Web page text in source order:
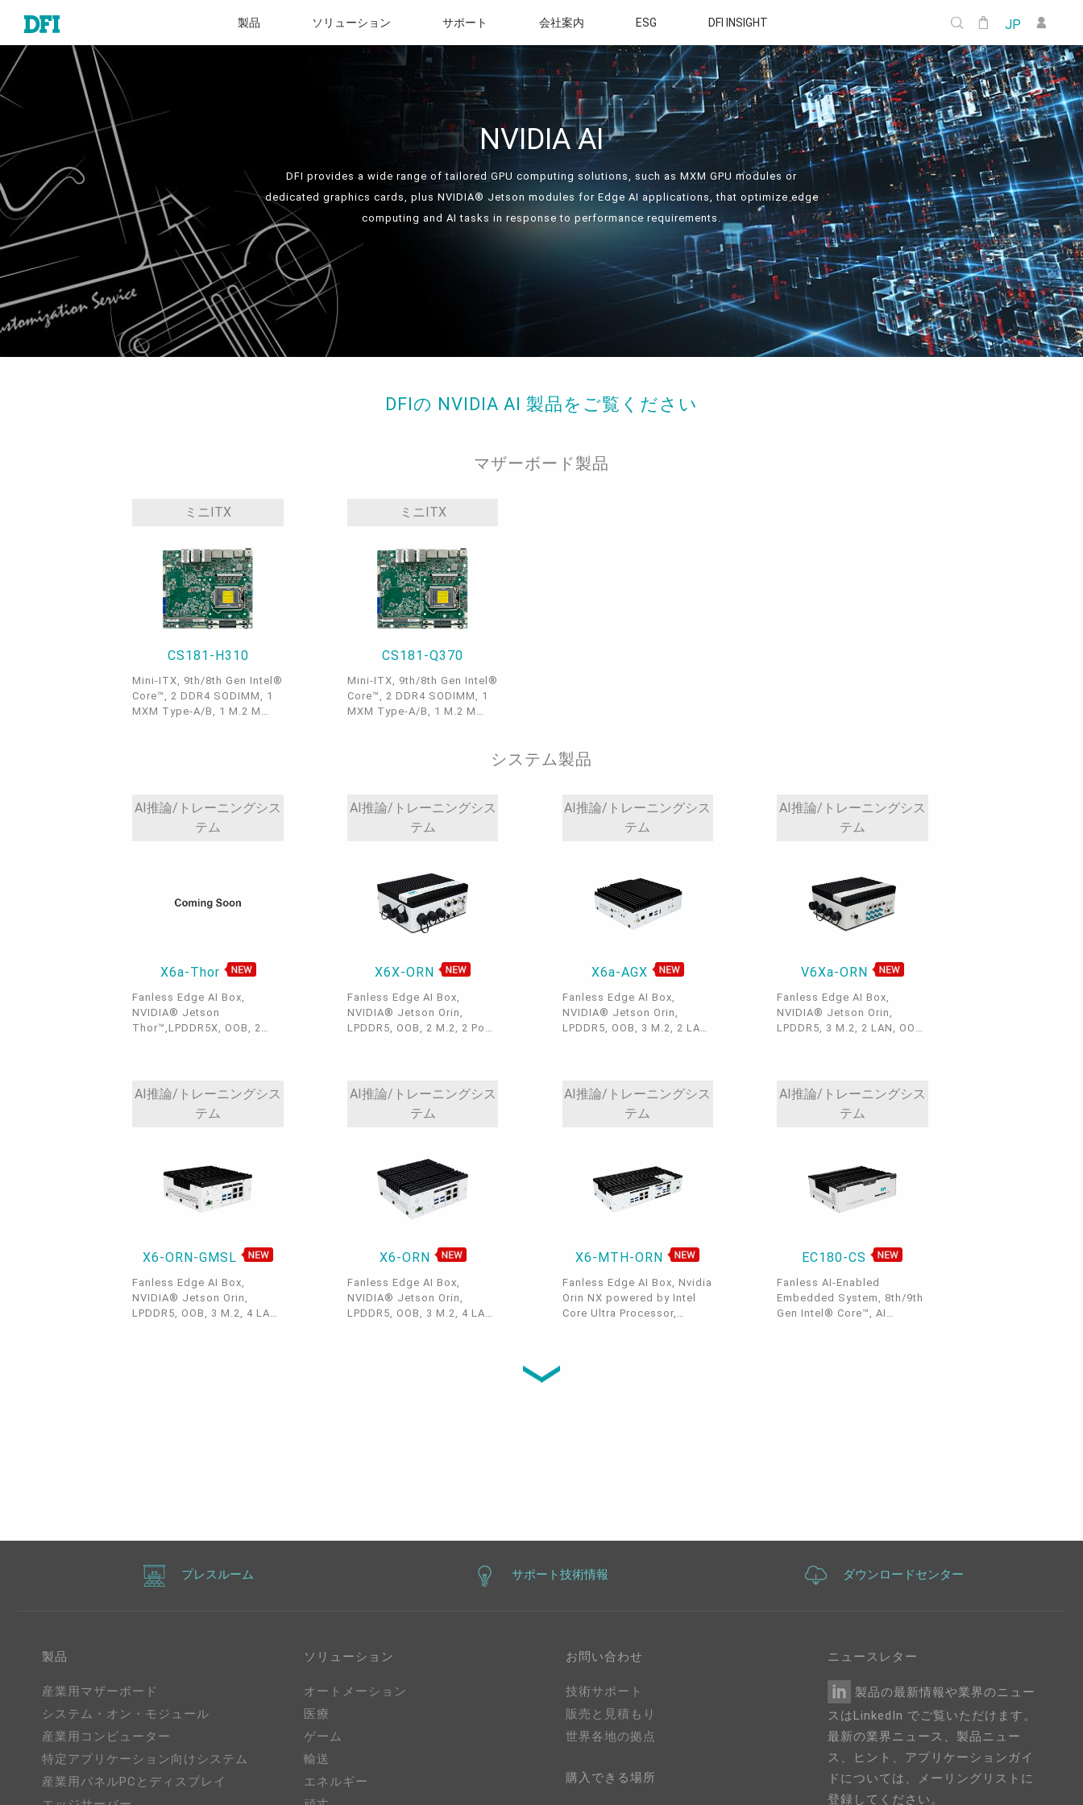
製品 ソリューション サポート 会社案内 ESG DFI INSIGHT JP
NVIDIA AI
DFI provides a wide range of tailored GPU computing solutions, such as MXM GPU modules or
dedicated graphics cards, plus NVIDIA® Jetson modules for Edge AI applications, that optimize edge
computing and AI tasks in response to performance requirements.
DFIの NVIDIA AI 製品をご覧ください
マザーボード製品
ミニITX
CS181-H310
Mini-ITX, 9th/8th Gen Intel®
Core™, 2 DDR4 SODIMM, 1
MXM Type-A/B, 1 M.2 M
ミニITX
CS181-Q370
Mini-ITX, 9th/8th Gen Intel®
Core™, 2 DDR4 SODIMM, 1
MXM Type-A/B, 1 M.2 M
システム製品
AI推論/トレーニングシス
テム
X6a-Thor
Fanless Edge AI Box,
NVIDIA® Jetson
Thor™,LPDDR5X, OOB, 2
4G/5G, 8 GMSL Camera
Interface, 8 USB, 8 PoE, -20
AI推論/トレーニングシス
テム
X6X-ORN
Fanless Edge AI Box,
NVIDIA® Jetson Orin,
LPDDR5, OOB, 2 M.2, 2 PoE,
AI推論/トレーニングシス
テム
X6a-AGX
Fanless Edge AI Box,
NVIDIA® Jetson Orin,
LPDDR5, OOB, 3 M.2, 2 LAN,
AI推論/トレーニングシス
テム
V6Xa-ORN
Fanless Edge AI Box,
NVIDIA® Jetson Orin,
LPDDR5, 3 M.2, 2 LAN, OOB,
5G
AI推論/トレーニングシス
テム
X6-ORN-GMSL
Fanless Edge AI Box,
NVIDIA® Jetson Orin,
LPDDR5, OOB, 3 M.2, 4 LAN
AI推論/トレーニングシス
テム
X6-ORN
Fanless Edge AI Box,
NVIDIA® Jetson Orin,
LPDDR5, OOB, 3 M.2, 4 LAN
AI推論/トレーニングシス
テム
X6-MTH-ORN
Fanless Edge AI Box, Nvidia
Orin NX powered by Intel
Core Ultra Processor,
AI推論/トレーニングシス
テム
EC180-CS
Fanless AI-Enabled
Embedded System, 8th/9th
Gen Intel® Core™, AI
プレスルーム サポート技術情報 ダウンロードセンター
製品
産業用マザーボード
システム・オン・モジュール
産業用コンピューター
特定アプリケーション向けシステム
産業用パネルPCとディスプレイ
ソリューション
オートメーション
医療
ゲーム
輸送
エネルギー
お問い合わせ
技術サポート
販売と見積もり
世界各地の拠点
購入できる場所
ニュースレター
製品の最新情報や業界のニュー
スはLinkedIn でご覧いただけます。
最新の業界ニュース、製品ニュー
ス、ヒント、アプリケーションガイ
ドについては、メーリングリストに
登録してください。